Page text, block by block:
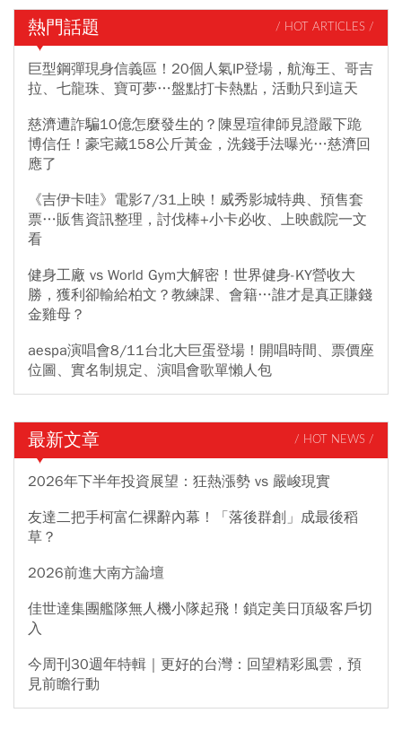
熱門話題 / HOT ARTICLES /
巨型鋼彈現身信義區！20個人氣IP登場，航海王、哥吉
拉、七龍珠、寶可夢…盤點打卡熱點，活動只到這天
慈濟遭詐騙10億怎麼發生的？陳昱瑄律師見證嚴下跪
博信任！豪宅藏158公斤黃金，洗錢手法曝光…慈濟回
應了
《吉伊卡哇》電影7/31上映！威秀影城特典、預售套
票…販售資訊整理，討伐棒+小卡必收、上映戲院一文
看
健身工廠 vs World Gym大解密！世界健身-KY營收大
勝，獲利卻輸給柏文？教練課、會籍…誰才是真正賺錢
金雞母？
aespa演唱會8/11台北大巨蛋登場！開唱時間、票價座
位圖、實名制規定、演唱會歌單懶人包
最新文章 / HOT NEWS /
2026年下半年投資展望：狂熱漲勢 vs 嚴峻現實
友達二把手柯富仁裸辭內幕！「落後群創」成最後稻
草？
2026前進大南方論壇
佳世達集團艦隊無人機小隊起飛！鎖定美日頂級客戶切
入
今周刊30週年特輯｜更好的台灣：回望精彩風雲，預
見前瞻行動